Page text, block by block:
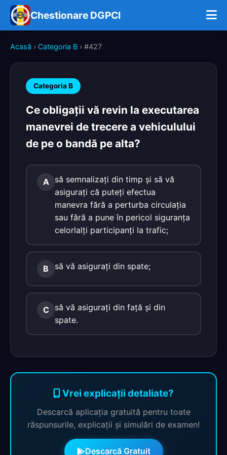
Chestionare DGPCI
Acasă › Categoria B › #427
Categoria B
Ce obligaţii vă revin la executarea
manevrei de trecere a vehiculului
de pe o bandă pe alta?
A
să semnalizaţi din timp şi să vă
asiguraţi că puteţi efectua
manevra fără a perturba circulaţia
sau fără a pune în pericol siguranţa
celorlalţi participanţi la trafic;
B să vă asiguraţi din spate;
C
să vă asiguraţi din faţă şi din
spate.
Vrei explicații detaliate?
Descarcă aplicația gratuită pentru toate
răspunsurile, explicații și simulări de examen!
Descarcă Gratuit